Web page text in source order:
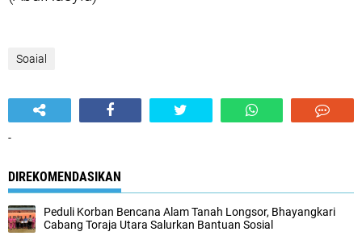
Soaial
-
DIREKOMENDASIKAN
Peduli Korban Bencana Alam Tanah Longsor, Bhayangkari
Cabang Toraja Utara Salurkan Bantuan Sosial